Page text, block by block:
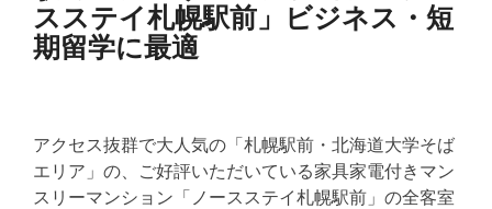
スステイ札幌駅前」ビジネス・短
期留学に最適
アクセス抜群で大人気の「札幌駅前・北海道大学そば
エリア」の、ご好評いただいている家具家電付きマン
スリーマンション「ノースステイ札幌駅前」の全客室